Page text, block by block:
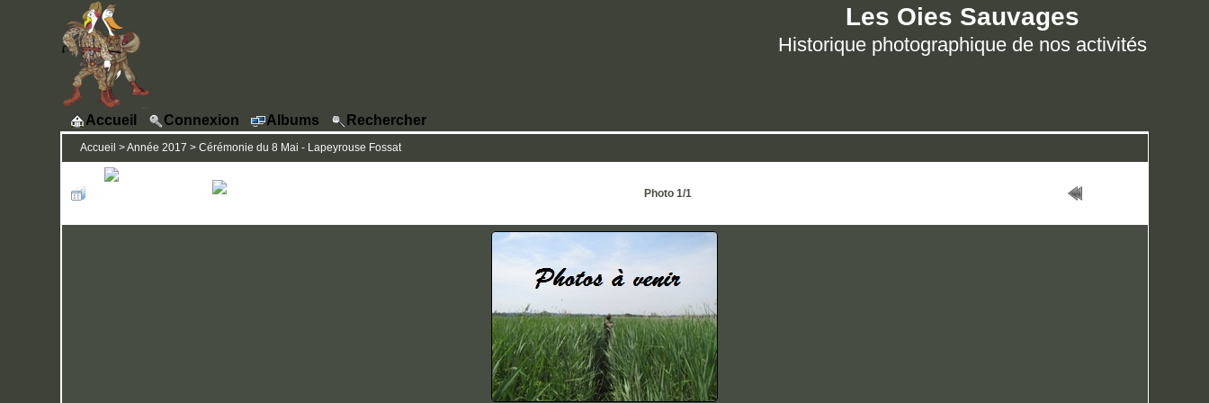
Les Oies Sauvages
Historique photographique de nos activités
Accueil Connexion Albums Rechercher
Accueil >Année 2017 > Cérémonie du 8 Mai - Lapeyrouse Fossat
Photo 1/1